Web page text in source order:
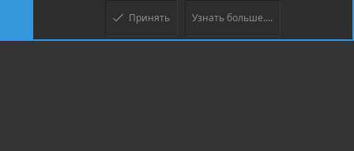
© Jason Axelrod of 8WAYRUN
Принять Узнать больше....